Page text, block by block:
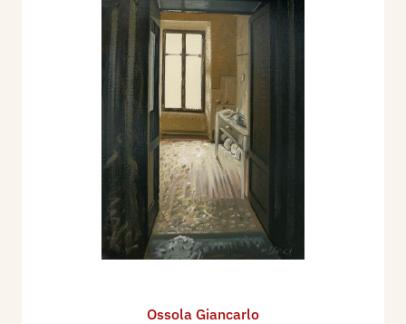
Ossola Giancarlo